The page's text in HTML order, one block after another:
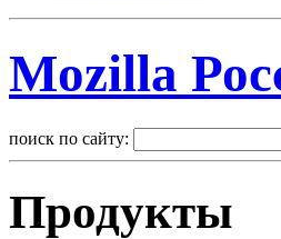
Mozilla
поиск по сайту:
Продукты